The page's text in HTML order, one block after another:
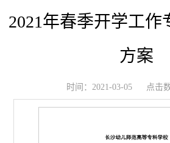
2021年春季开学工作
方案
时间：2021-03-05 点击数